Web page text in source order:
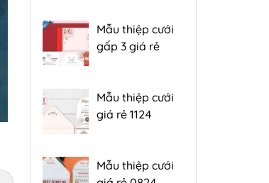
Mẫu thiệp cưới
gấp 3 giá rẻ
Mẫu thiệp cưới
giá rẻ 1124
Mẫu thiệp cưới